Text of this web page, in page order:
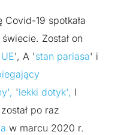
19 spotkała
Został on
', A 'stan pariasa' i
'lekki dotyk', I
po raz
w marcu 2020 r.